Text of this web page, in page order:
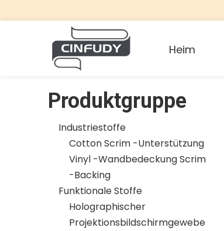
Heim
Produktgruppe
Industriestoffe
Cotton Scrim -Unterstützung
Vinyl -Wandbedeckung Scrim
-Backing
Funktionale Stoffe
Holographischer
Projektionsbildschirmgewebe